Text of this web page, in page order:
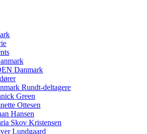
Danmark
Rundt-deltagere
Green
Ottesen
Hansen
Skov Kristensen
Lundgaard